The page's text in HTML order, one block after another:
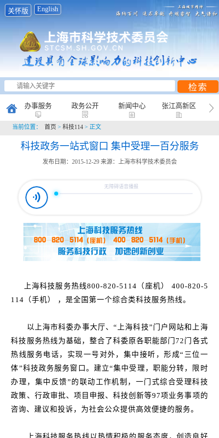
关怀版 English
办事服务 政务公开 新闻中心 张江高新区
创新研究 科普天地
当前位置： 首页 > 科技114 > 正文
科技政务一站式窗口 集中受理一百分服务
发布日期：2015-12-29 来源：上海市科学技术委员会
上海科技服务热线800-820-5114（座机） 400-820-5
114（手机） ，是全国第一个综合类科技服务热线。
以上海市科委办事大厅、“上海科技”门户网站和上海
科技服务热线为基础，整合了科委原各职能部门72门各式
热线服务电话，实现一号对外，集中接听，形成“三位一
体”科技政务服务窗口。建立“集中受理，职能分转，限时
办理，集中反馈”的联动工作机制，一门式综合受理科技
政策、行政审批、项目申报、科技创新等97项业务事项的
咨询、建议和投诉，为社会公众提供高效便捷的服务。
上海科技服务热线以热情积极的服务态度，创造良好